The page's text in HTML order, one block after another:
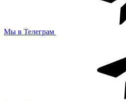
Мы в Телеграм